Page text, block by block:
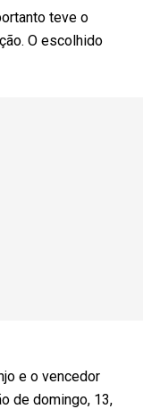
teve o
O escolhido
e o vencedor
de domingo, 13,